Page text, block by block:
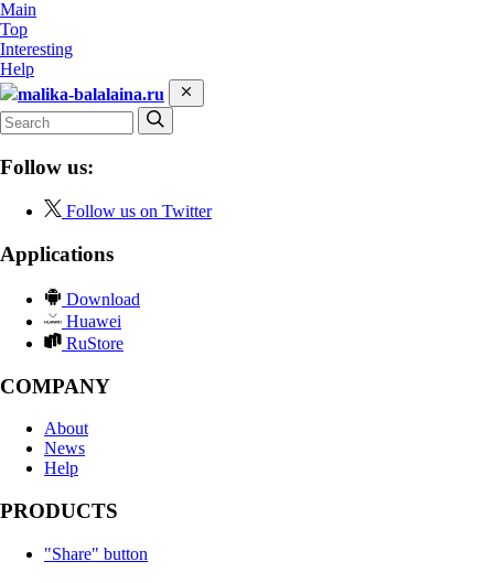
Main
Top
Interesting
Help
malika-balalaina.ru
Follow us:
Follow us on Twitter
Applications
Download
Huawei
RuStore
COMPANY
About
News
Help
PRODUCTS
"Share" button